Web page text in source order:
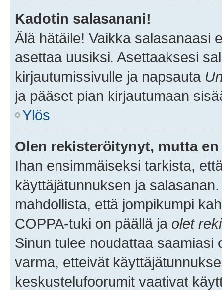
Kadotin salasanani!
Älä hätäile! Vaikka salasanaasi
asettaa uusiksi. Asettaaksesi
kirjautumissivulle ja napsauta
ja pääset pian kirjautumaan
Ylös
Olen rekisteröitynyt, mutta
Ihan ensimmäiseksi tarkista,
käyttäjätunnuksen ja
mahdollista, että jompikumpi
COPPA-tuki on päällä ja olet
Sinun tulee noudattaa saamiasi
varma, etteivät
keskustelufoorumit vaativat